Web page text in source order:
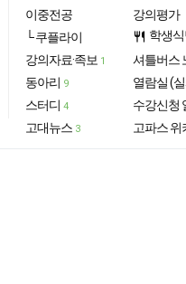
이중전공
└ 쿠플라이
강의자료·족보 1
동아리 9
스터디 4
고대뉴스 3
강의평가
restaurant 학생
셔틀버스
열람실 (
수강신청
고파스 위